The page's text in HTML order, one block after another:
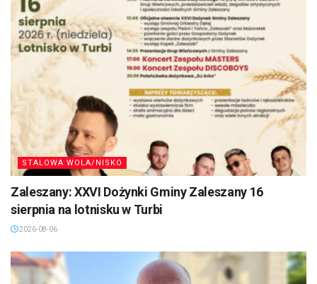
STALOWA WOLA/NISKO
Zaleszany: XXVI Dożynki Gminy Zaleszany 16
sierpnia na lotnisku w Turbi
2026-08-06